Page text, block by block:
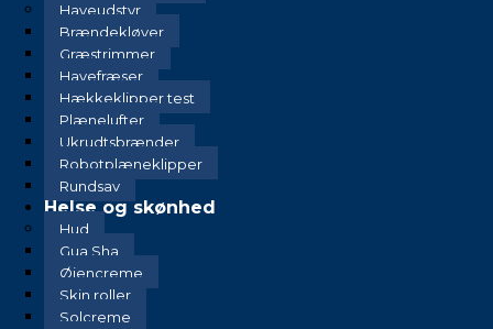
Haveudstyr
Brændekløver
Græstrimmer
Havefræser
Hækkeklipper test
Plænelufter
Ukrudtsbrænder
Robotplæneklipper
Rundsav
Helse og skønhed
Hud
Gua Sha
Øjencreme
Skin roller
Solcreme